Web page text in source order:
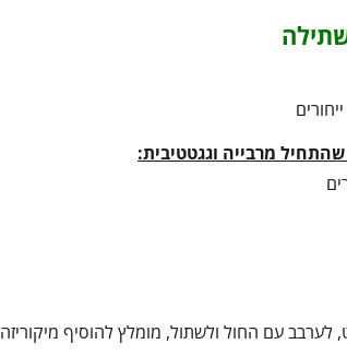
מרבייה וגגטטיבית:
לערבב עם החול ולשתול, מומלץ להוסיף מיקוריזה